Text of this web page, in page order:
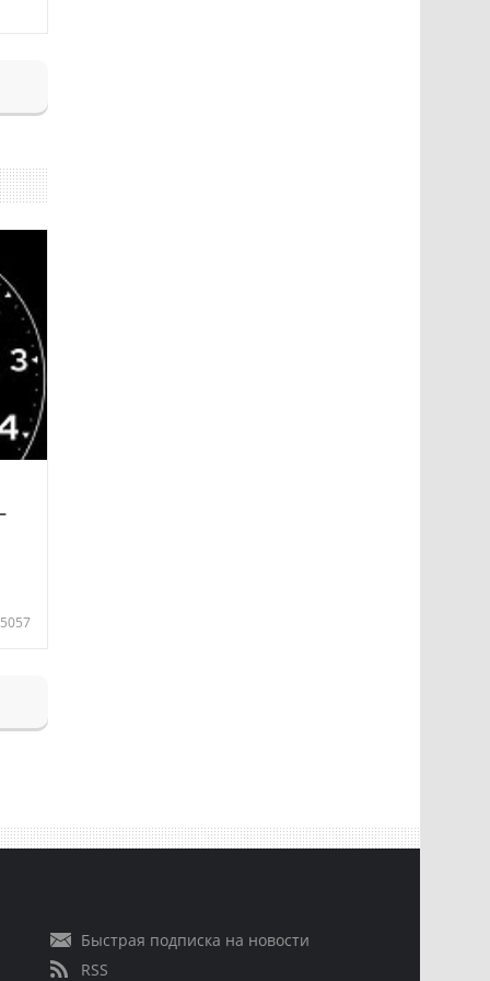
5057
Быстрая подписка на новости
RSS